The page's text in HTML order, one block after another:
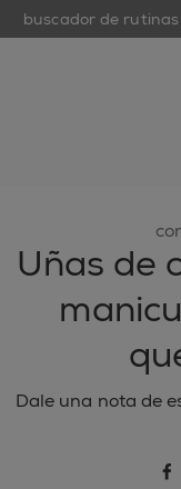
buscador de
Uñas de
Dale una nota de